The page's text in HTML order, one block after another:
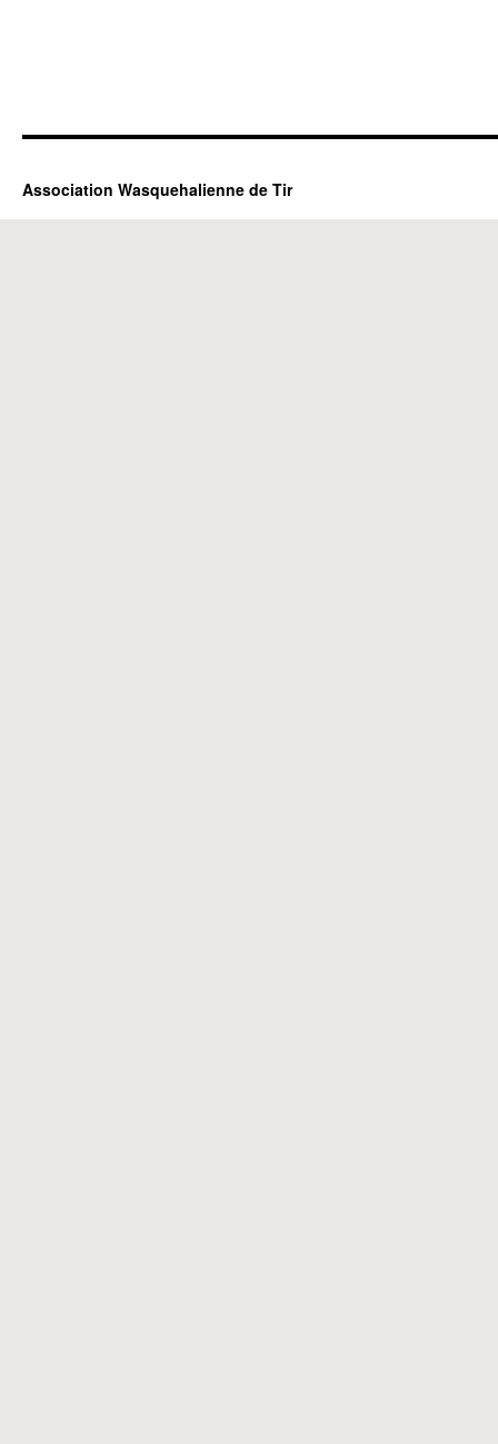
Association Wasquehalienne de Tir